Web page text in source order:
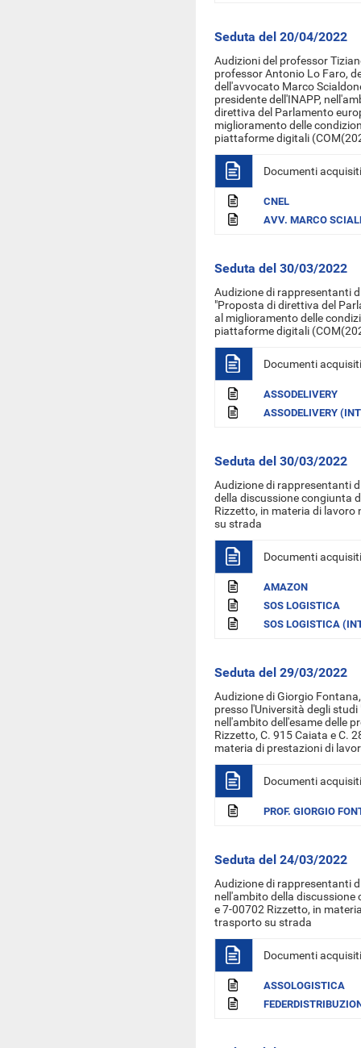
Seduta del 20/04/2022
Audizioni del professor
professor Antonio Lo Faro,
dell'avvocato Marco
presidente dell'INAPP,
direttiva del Parlamento
miglioramento delle
piattaforme digitali
Documenti acquisiti
CNEL
AVV. MARCO
Seduta del 30/03/2022
Audizione di rappresentanti
"Proposta di direttiva del
al miglioramento delle
piattaforme digitali
Documenti acquisiti
ASSODELIVERY
ASSODELIVERY
Seduta del 30/03/2022
Audizione di rappresentanti
della discussione congiunta
Rizzetto, in materia di
su strada
Documenti acquisiti
AMAZON
SOS LOGISTICA
SOS LOGISTICA
Seduta del 29/03/2022
Audizione di Giorgio
presso l'Università degli
nell'ambito dell'esame delle
Rizzetto, C. 915 Caiata e C.
materia di prestazioni di
Documenti acquisiti
PROF. GIORGIO
Seduta del 24/03/2022
Audizione di rappresentanti
nell'ambito della
e 7-00702 Rizzetto, in
trasporto su strada
Documenti acquisiti
ASSOLOGISTICA